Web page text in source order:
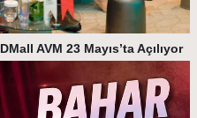
AVM 23 Mayıs’ta Açılıyor